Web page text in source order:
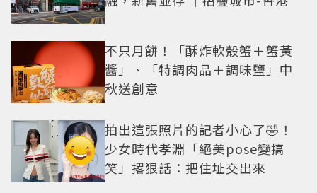
不只月餅！「酥炸軟殼蟹＋蟹黃
醬」、「特調肉品＋調味鹽」中
秋送創意
拍出這張照片的記者小心了🤣！
少女時代孝淵「絕美pose變搞
笑」撂狠話：把住址交出來